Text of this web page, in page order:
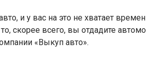
и у вас на это не хватает
скорее всего, вы отдадите
«Выкуп авто».